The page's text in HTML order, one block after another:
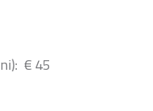
€ 45